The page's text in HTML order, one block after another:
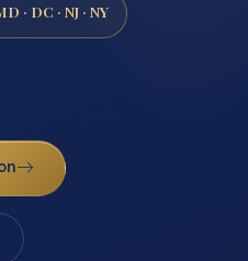
· DC · NJ · NY